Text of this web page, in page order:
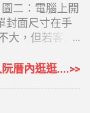
度工作表的
列：為代公式
日數（M1-
年，所以這欄
至到職日前
作表 銷貨退
日期部份可以
動成為99年7月
張 4.第二張代有
才需另外複製
二：電腦上開
封面尺寸在手
大，但若客人
要自己做一個
厝內逛逛....>>